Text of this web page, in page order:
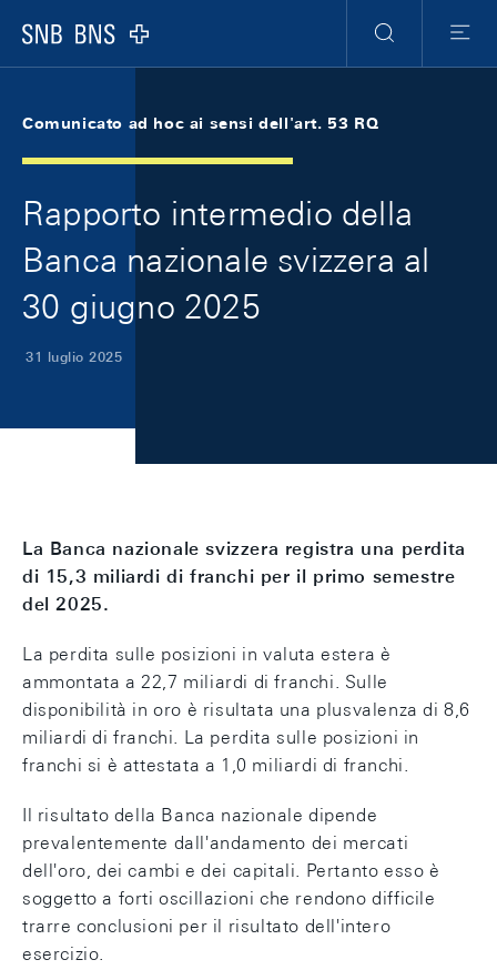
Logo
Ricerca
Menu
Comunicato ad hoc ai sensi dell'art. 53 RQ
Rapporto intermedio della
Banca nazionale svizzera al
30 giugno 2025
31 luglio 2025
La Banca nazionale svizzera registra una perdita
di 15,3 miliardi di franchi per il primo semestre
del 2025.
La perdita sulle posizioni in valuta estera è
ammontata a 22,7 miliardi di franchi. Sulle
disponibilità in oro è risultata una plusvalenza di 8,6
miliardi di franchi. La perdita sulle posizioni in
franchi si è attestata a 1,0 miliardi di franchi.
Il risultato della Banca nazionale dipende
prevalentemente dall'andamento dei mercati
dell'oro, dei cambi e dei capitali. Pertanto esso è
soggetto a forti oscillazioni che rendono difficile
trarre conclusioni per il risultato dell'intero
esercizio.